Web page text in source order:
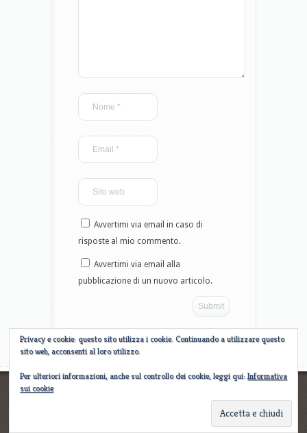
Avvertimi via email in caso di
risposte al mio commento.
Avvertimi via email alla
pubblicazione di un nuovo articolo.
Privacy e cookie: questo sito utilizza i cookie. Continuando a utilizzare questo
sito web, acconsenti al loro utilizzo.
Per ulteriori informazioni, anche sul controllo dei cookie, leggi qui: Informativa
sui cookie